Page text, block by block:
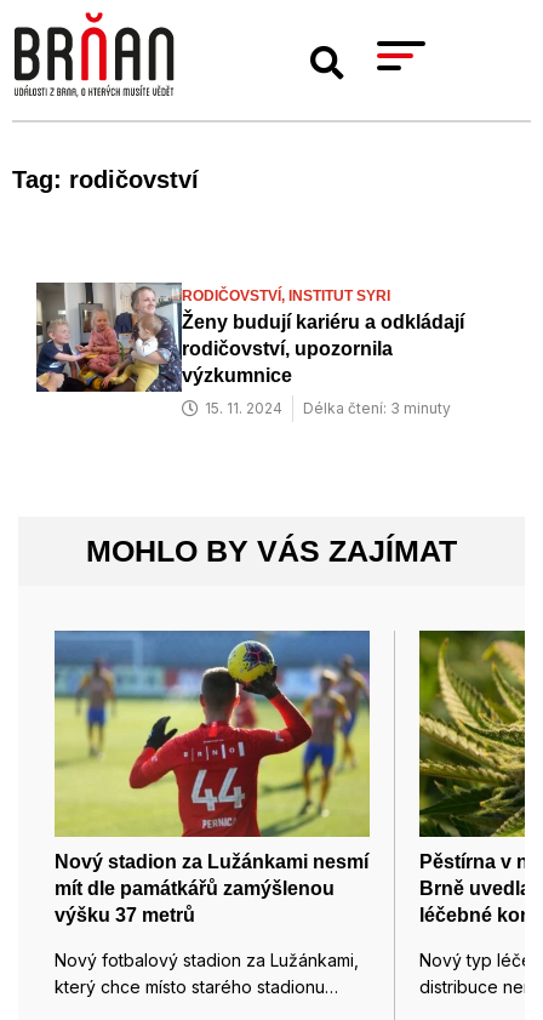
Tag: rodičovství
RODIČOVSTVÍ, INSTITUT SYRI
Ženy budují kariéru a odkládají
rodičovství, upozornila
výzkumnice
15. 11. 2024 Délka čtení: 3 minuty
MOHLO BY VÁS ZAJÍMAT
Nový stadion za Lužánkami nesmí
mít dle památkářů zamýšlenou
výšku 37 metrů
Nový fotbalový stadion za Lužánkami,
který chce místo starého stadionu…
Pěstírna v
Brně uvedla
léčebné
Nový typ
distribuce